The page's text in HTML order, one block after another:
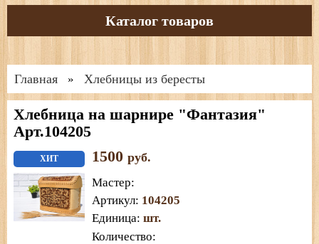
Каталог товаров
Главная » Хлебницы из бересты
Хлебница на шарнире "Фантазия"
Арт.104205
ХИТ 1500 руб.
Мастер:
Артикул: 104205
Единица: шт.
Количество: